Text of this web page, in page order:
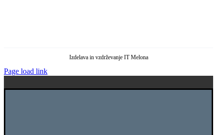
Izdelava in vzdrževanje IT Melona
Page load link